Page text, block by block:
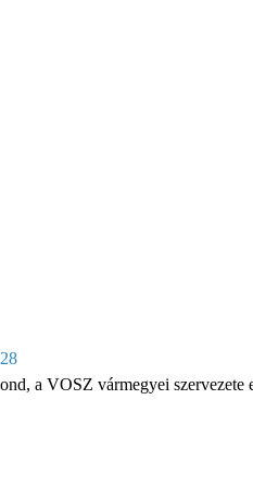
a VOSZ vármegyei szervezete